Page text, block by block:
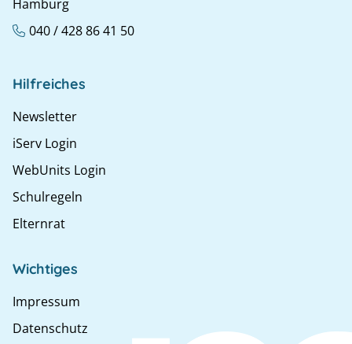
Hamburg
040 / 428 86 41 50
Hilfreiches
Newsletter
iServ Login
WebUnits Login
Schulregeln
Elternrat
Wichtiges
Impressum
Datenschutz